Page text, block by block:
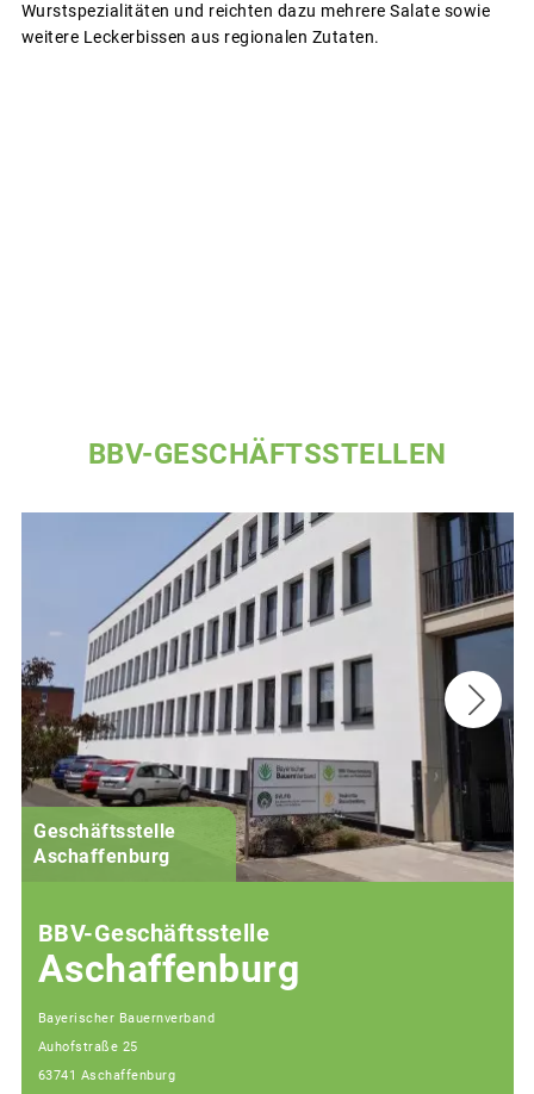
Wurstspezialitäten und reichten dazu mehrere Salate sowie
weitere Leckerbissen aus regionalen Zutaten.
BBV-GESCHÄFTSSTELLEN
Geschäftsstelle
Aschaffenburg
BBV-Geschäftsstelle
Aschaffenburg
Bayerischer Bauernverband
Auhofstraße 25
63741 Aschaffenburg